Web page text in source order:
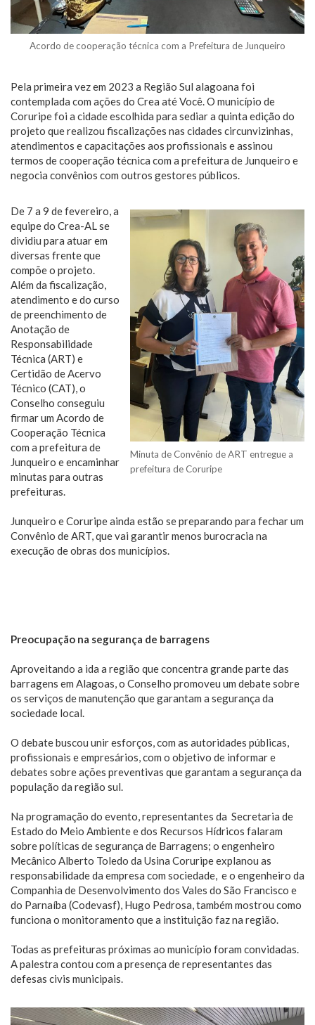
Acordo de cooperação técnica com a Prefeitura de Junqueiro
Pela primeira vez em 2023 a Região Sul alagoana foi
contemplada com ações do Crea até Você. O município de
Coruripe foi a cidade escolhida para sediar a quinta edição do
projeto que realizou fiscalizações nas cidades circunvizinhas,
atendimentos e capacitações aos profissionais e assinou
termos de cooperação técnica com a prefeitura de Junqueiro e
negocia convênios com outros gestores públicos.
Minuta de Convênio de ART entregue a
prefeitura de Coruripe
De 7 a 9 de fevereiro, a
equipe do Crea-AL se
dividiu para atuar em
diversas frente que
compõe o projeto.
Além da fiscalização,
atendimento e do curso
de preenchimento de
Anotação de
Responsabilidade
Técnica (ART) e
Certidão de Acervo
Técnico (CAT), o
Conselho conseguiu
firmar um Acordo de
Cooperação Técnica
com a prefeitura de
Junqueiro e encaminhar
minutas para outras
prefeituras.
Junqueiro e Coruripe ainda estão se preparando para fechar um
Convênio de ART, que vai garantir menos burocracia na
execução de obras dos municípios.
Preocupação na segurança de barragens
Aproveitando a ida a região que concentra grande parte das
barragens em Alagoas, o Conselho promoveu um debate sobre
os serviços de manutenção que garantam a segurança da
sociedade local.
O debate buscou unir esforços, com as autoridades públicas,
profissionais e empresários, com o objetivo de informar e
debates sobre ações preventivas que garantam a segurança da
população da região sul.
Na programação do evento, representantes da Secretaria de
Estado do Meio Ambiente e dos Recursos Hídricos falaram
sobre políticas de segurança de Barragens; o engenheiro
Mecânico Alberto Toledo da Usina Coruripe explanou as
responsabilidade da empresa com sociedade, e o engenheiro da
Companhia de Desenvolvimento dos Vales do São Francisco e
do Parnaíba (Codevasf), Hugo Pedrosa, também mostrou como
funciona o monitoramento que a instituição faz na região.
Todas as prefeituras próximas ao município foram convidadas.
A palestra contou com a presença de representantes das
defesas civis municipais.